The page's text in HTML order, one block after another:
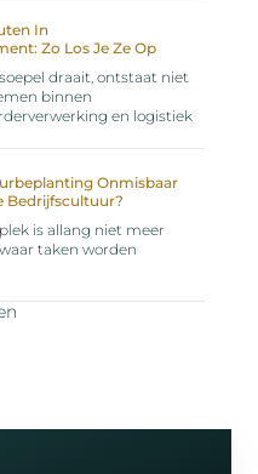
In
Zo Los Je Ze Op
draait, ontstaat niet
binnen
en logistiek
Onmisbaar
Bedrijfscultuur?
is allang niet meer
taken worden